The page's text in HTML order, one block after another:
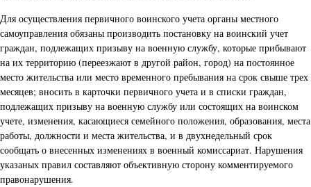
Для осуществления первичного воинского учета органы местного
самоуправления обязаны производить постановку на воинский учет
граждан, подлежащих призыву на военную службу, которые прибывают
на их территорию (переезжают в другой район, город) на постоянное
место жительства или место временного пребывания на срок свыше трех
месяцев; вносить в карточки первичного учета и в списки граждан,
подлежащих призыву на военную службу или состоящих на воинском
учете, изменения, касающиеся семейного положения, образования, места
работы, должности и места жительства, и в двухнедельный срок
сообщать о внесенных изменениях в военный комиссариат. Нарушения
указаных правил составляют объективную сторону комментируемого
правонарушения.